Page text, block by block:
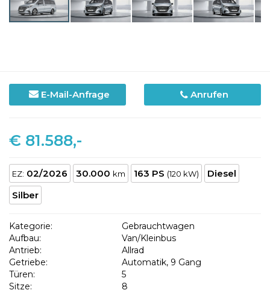
E-Mail-Anfrage Anrufen
€ 81.588,-
EZ: 02/2026 30.000 km 163 PS (120 kW)
Diesel
Silber
Kategorie:
Gebrauchtwagen
Aufbau:
Van/Kleinbus
Antrieb:
Allrad
Getriebe:
Automatik, 9 Gang
Türen:
5
Sitze:
8